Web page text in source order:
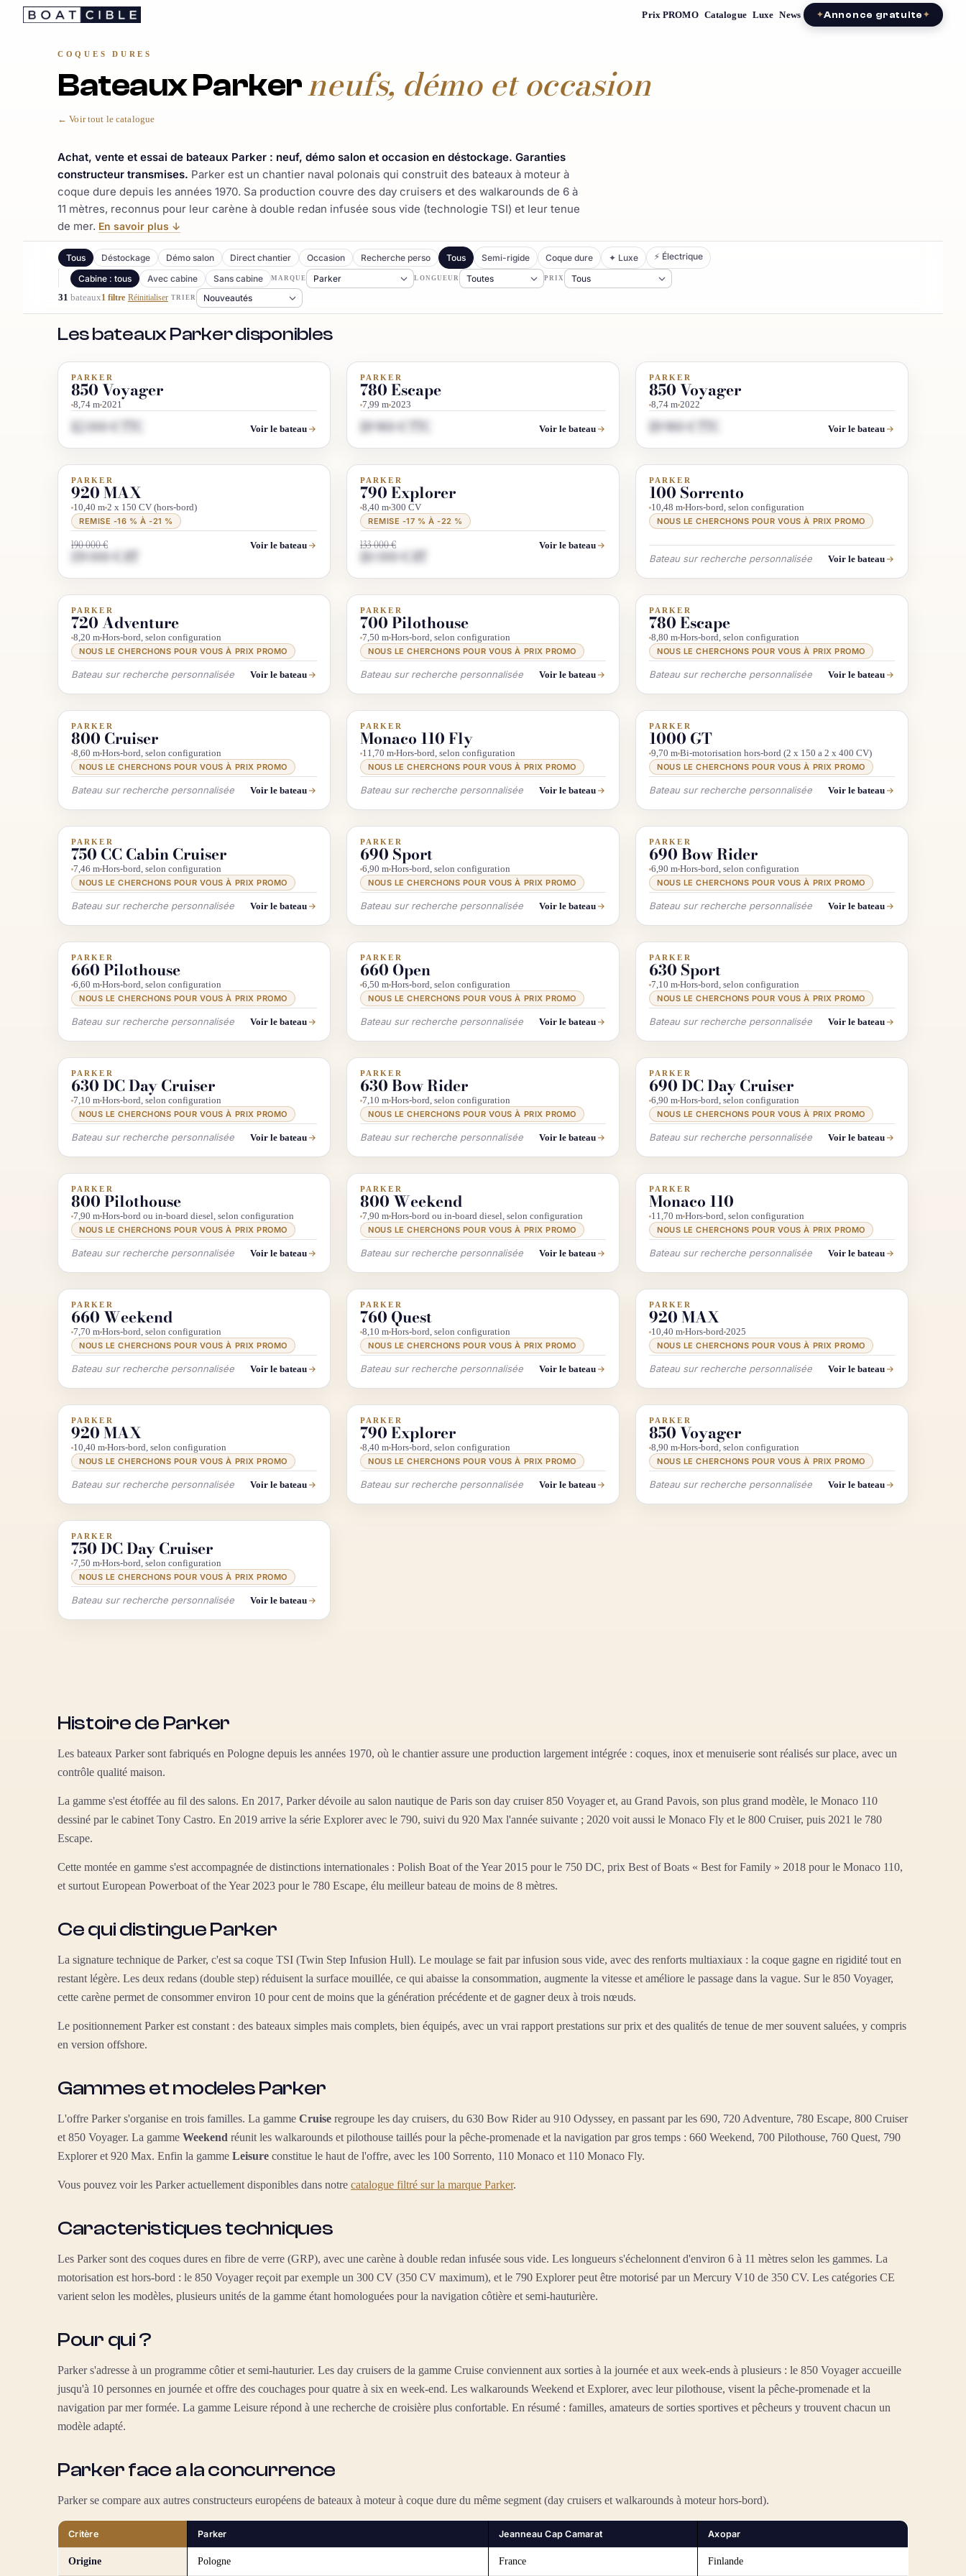
Passer
Prix PROMO Catalogue Luxe News Annonce gratuite
COQUES DURES
Bateaux Parkerneufs, démo et occasion
← Voir tout le catalogue
Achat, vente et essai de bateaux Parker : neuf, démo salon et occasion en déstockage. Garanties
constructeur transmises. Parker est un chantier naval polonais qui construit des bateaux à moteur à
coque dure depuis les années 1970. Sa production couvre des day cruisers et des walkarounds de 6 à
11 mètres, reconnus pour leur carène à double redan infusée sous vide (technologie TSI) et leur tenue
de mer. En savoir plus ↓
Tous Déstockage Démo salon Direct chantier Occasion Recherche perso Tous Semi-rigide Coque dure ✦ Luxe ⚡ Électrique
Cabine : tous Avec cabine Sans cabine MARQUE LONGUEUR PRIX
31 bateaux1 filtre Réinitialiser TRIER
Les bateaux Parker disponibles
OCCASION
PARKER
850 Voyager
8,74 m 2021
112 000 € TTC Voir le bateau
OCCASION
PARKER
780 Escape
7,99 m 2023
119 900 € TTC Voir le bateau
OCCASION
PARKER
850 Voyager
8,74 m 2022
119 900 € TTC Voir le bateau
DÉSTOCKAGE
PARKER
920 MAX
10,40 m 2 x 150 CV (hors-bord)
REMISE -16 % À -21 %
190 000 €
159 000 € HT
Voir le bateau
DÉSTOCKAGE
PARKER
790 Explorer
8,40 m 300 CV
REMISE -17 % À -22 %
133 000 €
110 000 € HT
Voir le bateau
INFO & RECHERCHE
PARKER
100 Sorrento
10,48 m Hors-bord, selon configuration
NOUS LE CHERCHONS POUR VOUS À PRIX PROMO
Bateau sur recherche personnalisée Voir le bateau
INFO & RECHERCHE
PARKER
720 Adventure
8,20 m Hors-bord, selon configuration
NOUS LE CHERCHONS POUR VOUS À PRIX PROMO
Bateau sur recherche personnalisée Voir le bateau
INFO & RECHERCHE
PARKER
700 Pilothouse
7,50 m Hors-bord, selon configuration
NOUS LE CHERCHONS POUR VOUS À PRIX PROMO
Bateau sur recherche personnalisée Voir le bateau
INFO & RECHERCHE
PARKER
780 Escape
8,80 m Hors-bord, selon configuration
NOUS LE CHERCHONS POUR VOUS À PRIX PROMO
Bateau sur recherche personnalisée Voir le bateau
INFO & RECHERCHE
PARKER
800 Cruiser
8,60 m Hors-bord, selon configuration
NOUS LE CHERCHONS POUR VOUS À PRIX PROMO
Bateau sur recherche personnalisée Voir le bateau
INFO & RECHERCHE
PARKER
Monaco 110 Fly
11,70 m Hors-bord, selon configuration
NOUS LE CHERCHONS POUR VOUS À PRIX PROMO
Bateau sur recherche personnalisée Voir le bateau
INFO & RECHERCHE
PARKER
1000 GT
9,70 m Bi-motorisation hors-bord (2 x 150 a 2 x 400 CV)
NOUS LE CHERCHONS POUR VOUS À PRIX PROMO
Bateau sur recherche personnalisée Voir le bateau
INFO & RECHERCHE
PARKER
750 CC Cabin Cruiser
7,46 m Hors-bord, selon configuration
NOUS LE CHERCHONS POUR VOUS À PRIX PROMO
Bateau sur recherche personnalisée Voir le bateau
INFO & RECHERCHE
PARKER
690 Sport
6,90 m Hors-bord, selon configuration
NOUS LE CHERCHONS POUR VOUS À PRIX PROMO
Bateau sur recherche personnalisée Voir le bateau
INFO & RECHERCHE
PARKER
690 Bow Rider
6,90 m Hors-bord, selon configuration
NOUS LE CHERCHONS POUR VOUS À PRIX PROMO
Bateau sur recherche personnalisée Voir le bateau
INFO & RECHERCHE
PARKER
660 Pilothouse
6,60 m Hors-bord, selon configuration
NOUS LE CHERCHONS POUR VOUS À PRIX PROMO
Bateau sur recherche personnalisée Voir le bateau
INFO & RECHERCHE
PARKER
660 Open
6,50 m Hors-bord, selon configuration
NOUS LE CHERCHONS POUR VOUS À PRIX PROMO
Bateau sur recherche personnalisée Voir le bateau
INFO & RECHERCHE
PARKER
630 Sport
7,10 m Hors-bord, selon configuration
NOUS LE CHERCHONS POUR VOUS À PRIX PROMO
Bateau sur recherche personnalisée Voir le bateau
INFO & RECHERCHE
PARKER
630 DC Day Cruiser
7,10 m Hors-bord, selon configuration
NOUS LE CHERCHONS POUR VOUS À PRIX PROMO
Bateau sur recherche personnalisée Voir le bateau
INFO & RECHERCHE
PARKER
630 Bow Rider
7,10 m Hors-bord, selon configuration
NOUS LE CHERCHONS POUR VOUS À PRIX PROMO
Bateau sur recherche personnalisée Voir le bateau
INFO & RECHERCHE
PARKER
690 DC Day Cruiser
6,90 m Hors-bord, selon configuration
NOUS LE CHERCHONS POUR VOUS À PRIX PROMO
Bateau sur recherche personnalisée Voir le bateau
INFO & RECHERCHE
PARKER
800 Pilothouse
7,90 m Hors-bord ou in-board diesel, selon configuration
NOUS LE CHERCHONS POUR VOUS À PRIX PROMO
Bateau sur recherche personnalisée Voir le bateau
INFO & RECHERCHE
PARKER
800 Weekend
7,90 m Hors-bord ou in-board diesel, selon configuration
NOUS LE CHERCHONS POUR VOUS À PRIX PROMO
Bateau sur recherche personnalisée Voir le bateau
INFO & RECHERCHE
PARKER
Monaco 110
11,70 m Hors-bord, selon configuration
NOUS LE CHERCHONS POUR VOUS À PRIX PROMO
Bateau sur recherche personnalisée Voir le bateau
INFO & RECHERCHE
PARKER
660 Weekend
7,70 m Hors-bord, selon configuration
NOUS LE CHERCHONS POUR VOUS À PRIX PROMO
Bateau sur recherche personnalisée Voir le bateau
INFO & RECHERCHE
PARKER
760 Quest
8,10 m Hors-bord, selon configuration
NOUS LE CHERCHONS POUR VOUS À PRIX PROMO
Bateau sur recherche personnalisée Voir le bateau
INFO & RECHERCHE
PARKER
920 MAX
10,40 m Hors-bord 2025
NOUS LE CHERCHONS POUR VOUS À PRIX PROMO
Bateau sur recherche personnalisée Voir le bateau
INFO & RECHERCHE
PARKER
920 MAX
10,40 m Hors-bord, selon configuration
NOUS LE CHERCHONS POUR VOUS À PRIX PROMO
Bateau sur recherche personnalisée Voir le bateau
INFO & RECHERCHE
PARKER
790 Explorer
8,40 m Hors-bord, selon configuration
NOUS LE CHERCHONS POUR VOUS À PRIX PROMO
Bateau sur recherche personnalisée Voir le bateau
INFO & RECHERCHE
PARKER
850 Voyager
8,90 m Hors-bord, selon configuration
NOUS LE CHERCHONS POUR VOUS À PRIX PROMO
Bateau sur recherche personnalisée Voir le bateau
INFO & RECHERCHE
PARKER
750 DC Day Cruiser
7,50 m Hors-bord, selon configuration
NOUS LE CHERCHONS POUR VOUS À PRIX PROMO
Bateau sur recherche personnalisée Voir le bateau
Histoire de Parker
Les bateaux Parker sont fabriqués en Pologne depuis les années 1970, où le chantier assure une production largement intégrée : coques, inox et menuiserie sont réalisés sur place, avec un
contrôle qualité maison.
La gamme s'est étoffée au fil des salons. En 2017, Parker dévoile au salon nautique de Paris son day cruiser 850 Voyager et, au Grand Pavois, son plus grand modèle, le Monaco 110
dessiné par le cabinet Tony Castro. En 2019 arrive la série Explorer avec le 790, suivi du 920 Max l'année suivante ; 2020 voit aussi le Monaco Fly et le 800 Cruiser, puis 2021 le 780
Escape.
Cette montée en gamme s'est accompagnée de distinctions internationales : Polish Boat of the Year 2015 pour le 750 DC, prix Best of Boats « Best for Family » 2018 pour le Monaco 110,
et surtout European Powerboat of the Year 2023 pour le 780 Escape, élu meilleur bateau de moins de 8 mètres.
Ce qui distingue Parker
La signature technique de Parker, c'est sa coque TSI (Twin Step Infusion Hull). Le moulage se fait par infusion sous vide, avec des renforts multiaxiaux : la coque gagne en rigidité tout en
restant légère. Les deux redans (double step) réduisent la surface mouillée, ce qui abaisse la consommation, augmente la vitesse et améliore le passage dans la vague. Sur le 850 Voyager,
cette carène permet de consommer environ 10 pour cent de moins que la génération précédente et de gagner deux à trois nœuds.
Le positionnement Parker est constant : des bateaux simples mais complets, bien équipés, avec un vrai rapport prestations sur prix et des qualités de tenue de mer souvent saluées, y compris
en version offshore.
Gammes et modeles Parker
L'offre Parker s'organise en trois familles. La gamme Cruise regroupe les day cruisers, du 630 Bow Rider au 910 Odyssey, en passant par les 690, 720 Adventure, 780 Escape, 800 Cruiser
et 850 Voyager. La gamme Weekend réunit les walkarounds et pilothouse taillés pour la pêche-promenade et la navigation par gros temps : 660 Weekend, 700 Pilothouse, 760 Quest, 790
Explorer et 920 Max. Enfin la gamme Leisure constitue le haut de l'offre, avec les 100 Sorrento, 110 Monaco et 110 Monaco Fly.
Vous pouvez voir les Parker actuellement disponibles dans notre catalogue filtré sur la marque Parker.
Caracteristiques techniques
Les Parker sont des coques dures en fibre de verre (GRP), avec une carène à double redan infusée sous vide. Les longueurs s'échelonnent d'environ 6 à 11 mètres selon les gammes. La
motorisation est hors-bord : le 850 Voyager reçoit par exemple un 300 CV (350 CV maximum), et le 790 Explorer peut être motorisé par un Mercury V10 de 350 CV. Les catégories CE
varient selon les modèles, plusieurs unités de la gamme étant homologuées pour la navigation côtière et semi-hauturière.
Pour qui ?
Parker s'adresse à un programme côtier et semi-hauturier. Les day cruisers de la gamme Cruise conviennent aux sorties à la journée et aux week-ends à plusieurs : le 850 Voyager accueille
jusqu'à 10 personnes en journée et offre des couchages pour quatre à six en week-end. Les walkarounds Weekend et Explorer, avec leur pilothouse, visent la pêche-promenade et la
navigation par mer formée. La gamme Leisure répond à une recherche de croisière plus confortable. En résumé : familles, amateurs de sorties sportives et pêcheurs y trouvent chacun un
modèle adapté.
Parker face a la concurrence
Parker se compare aux autres constructeurs européens de bateaux à moteur à coque dure du même segment (day cruisers et walkarounds à moteur hors-bord).
Critère Parker Jeanneau Cap Camarat Axopar
Origine Pologne France Finlande